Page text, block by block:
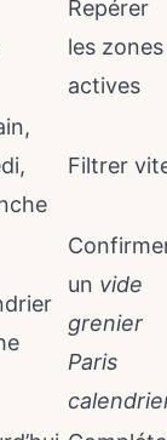
Repérer
les zones
actives
Filtrer
un vide
grenier
Paris